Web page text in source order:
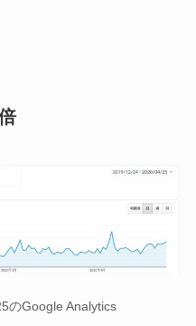
のGoogle Analytics